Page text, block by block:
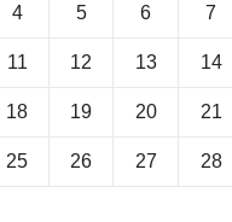
4 5 6 7
11 12 13 14
18 19 20 21
25 26 27 28